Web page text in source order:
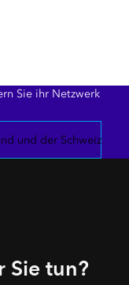
Sie ihr Netzwerk
und der Schweiz
Sie tun?